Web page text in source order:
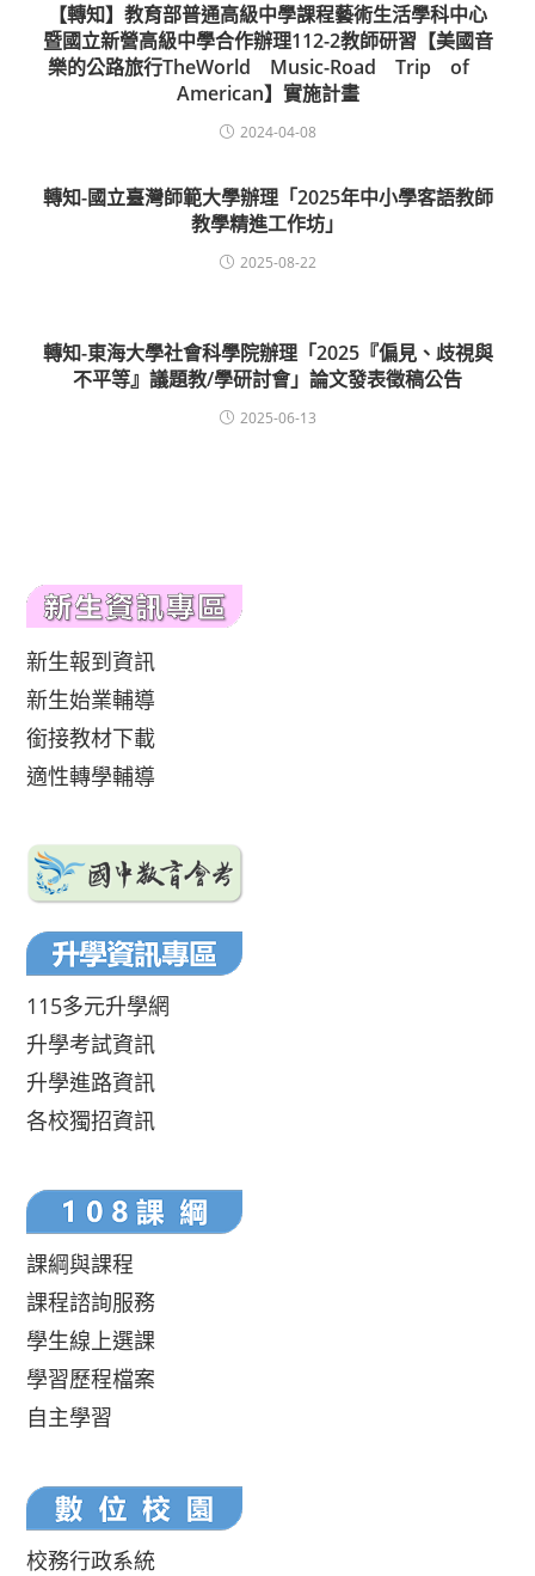
【轉知】教育部普通高級中學課程藝術生活學科中心
暨國立新營高級中學合作辦理112-2教師研習【美國音
樂的公路旅行TheWorld Music-Road Trip of
American】實施計畫
2024-04-08
轉知-國立臺灣師範大學辦理「2025年中小學客語教師
教學精進工作坊」
2025-08-22
轉知-東海大學社會科學院辦理「2025『偏見、歧視與
不平等』議題教/學研討會」論文發表徵稿公告
2025-06-13
新生報到資訊
新生始業輔導
銜接教材下載
適性轉學輔導
115多元升學網
升學考試資訊
升學進路資訊
各校獨招資訊
課綱與課程
課程諮詢服務
學生線上選課
學習歷程檔案
自主學習
校務行政系統